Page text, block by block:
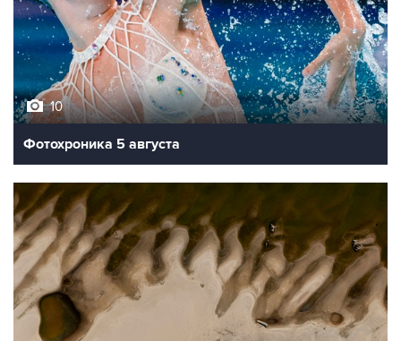
10
Фотохроника 5 августа